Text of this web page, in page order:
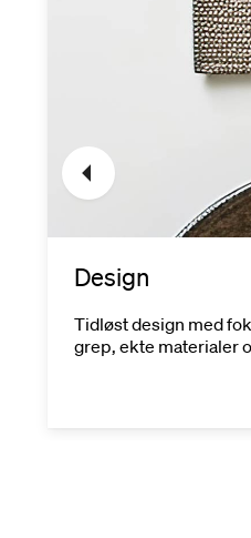
Design
Tidløst design med
grep, ekte materialer